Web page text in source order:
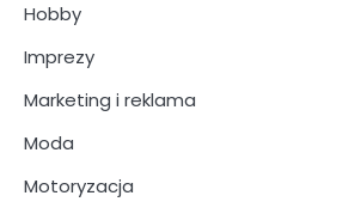
Hobby
Imprezy
Marketing i reklama
Moda
Motoryzacja